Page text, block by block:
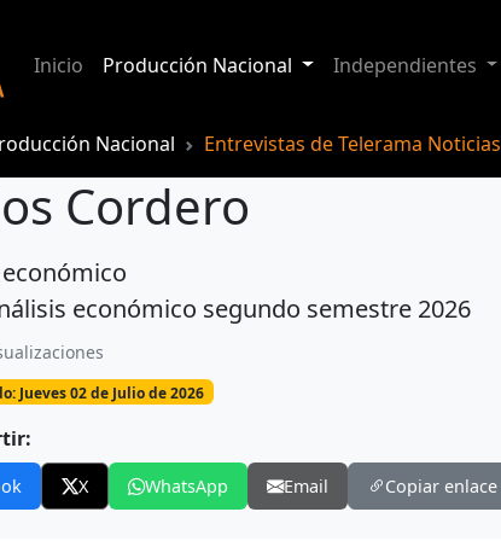
Inicio Producción Nacional Independientes
Nacional Entrevistas de Telerama Noticias
Cordero
económico segundo semestre 2026
Jueves 02 de Julio de 2026
X WhatsApp Email Copiar enlace